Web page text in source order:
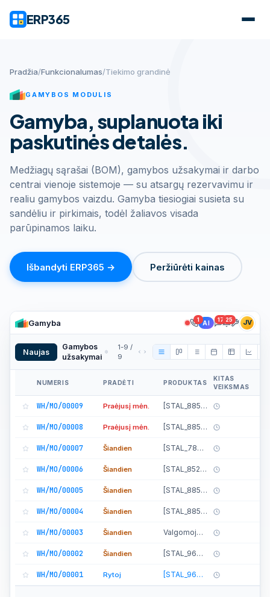
ERP365
Pradžia/Funkcionalumas/Tiekimo grandinė
GAMYBOS MODULIS
Gamyba, suplanuota iki
paskutinės detalės.
Medžiagų sąrašai (BOM), gamybos užsakymai ir darbo
centrai vienoje sistemoje — su atsargų rezervavimu ir
realiu gamybos vaizdu. Gamyba tiesiogiai susieta su
sandėliu ir pirkimais, todėl žaliavos visada
parūpinamos laiku.
Išbandyti ERP365 → Peržiūrėti kainas
Gamyba 1 AI 17 25 JV
Naujas
Gamybos
užsakymai
1-9 /
9
NUMERIS PRADĖTI PRODUKTAS
KITAS
VEIKSMAS
WH/MO/00009 Praėjusį mėn. [STAL_8855] Stalčius
WH/MO/00008 Praėjusį mėn. [STAL_8855] Stalčius
WH/MO/00007 Šiandien [STAL_7800] Stalo komplektas
WH/MO/00006 Šiandien [STAL_8522] Stalo viršus
WH/MO/00005 Šiandien [STAL_8855] Stalčius
WH/MO/00004 Šiandien [STAL_8855] Stalčius
WH/MO/00003 Šiandien Valgomojo stalas
WH/MO/00002 Šiandien [STAL_9666] Lentelė
WH/MO/00001 Rytoj [STAL_9666] Lentelė